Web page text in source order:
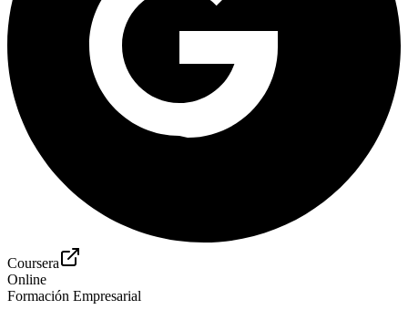
Coursera
Online
Formación Empresarial